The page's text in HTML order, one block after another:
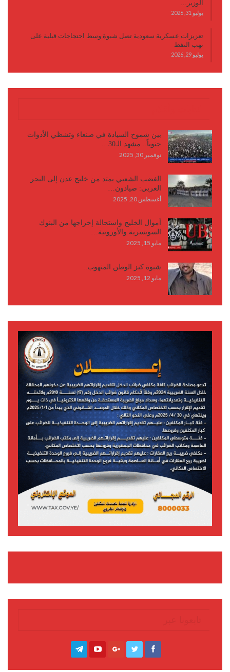
الوزير…
يوليو 31, 2026
تعزيزات عسكرية سعودية تصل شبوة وسط احتجاجات قبلية على
نهب النفط
يوليو 29, 2026
بين شموخ السيادة في صنعاء وتشظي الأدوات
جنوباً.. مشهد الـ30…
نوفمبر 30, 2025
الغضب الشعبي يمتد من خليج عدن إلى البحر
العربي: صيادون…
أغسطس 20, 2025
أموال الخليج واستحالة إخراجها من البنوك
السويسرية والأوروبية…
مايو 15, 2025
شبوة كنز الوطن المنهوب..
مايو 12, 2025
تابعونا عبر